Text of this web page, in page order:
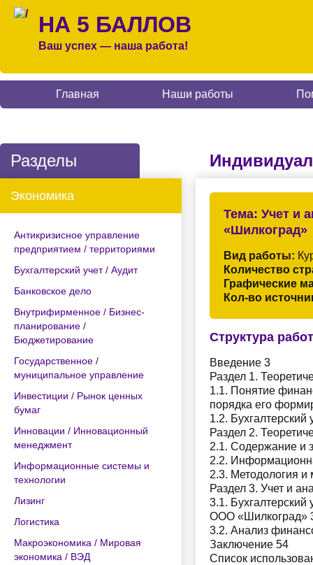
НА 5 БАЛЛОВ
Ваш успех — наша работа!
Главная Наши работы
Разделы
Экономика
Антикризисное управление
предприятием / территориями
Бухгалтерский учет / Аудит
Банковское дело
Внутрифирменное / Бизнес-
планирование /
Бюджетирование
Государственное /
муниципальное управление
Инвестиции / Рынок ценных
бумаг
Инновации / Инновационный
менеджмент
Информационные системы и
технологии
Лизинг
Логистика
Макроэкономика / Мировая
экономика / ВЭД
Тема: Учет и
«Шилкоград»
Вид работы:
Количество
Графические
Кол-во
Структура
Введение 3
Раздел 1.
1.1. Понятие
порядка его
1.2. Бухгалтерский
Раздел 2.
2.1. Содержание и
2.2.
2.3. Методология и
Раздел 3. Учет и
3.1. Бухгалтерский
ООО «Шилкоград»
3.2. Анализ
Заключение 54
Список